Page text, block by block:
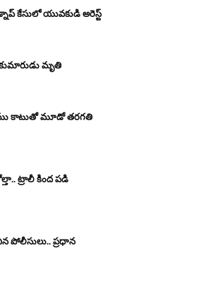
కేసులో యువకుడి అరెస్ట్
కుమారుడు మృతి
కాటుతో మూడో తరగతి
ట్రాలీ కింద పడి
పోలీసులు.. ప్రధాన